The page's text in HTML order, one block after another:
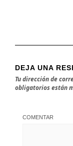
DEJA UNA
Tu dirección de
obligatorios están
COMENTAR